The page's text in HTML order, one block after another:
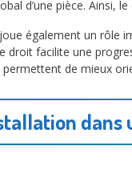
d’une pièce. Ainsi,
également un rôle
droit facilite une
permettent de mieux
dans